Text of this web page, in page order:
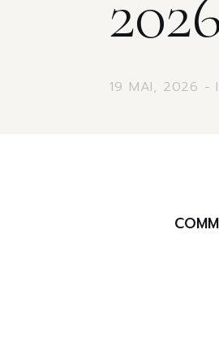
19 MAI, 2026 -